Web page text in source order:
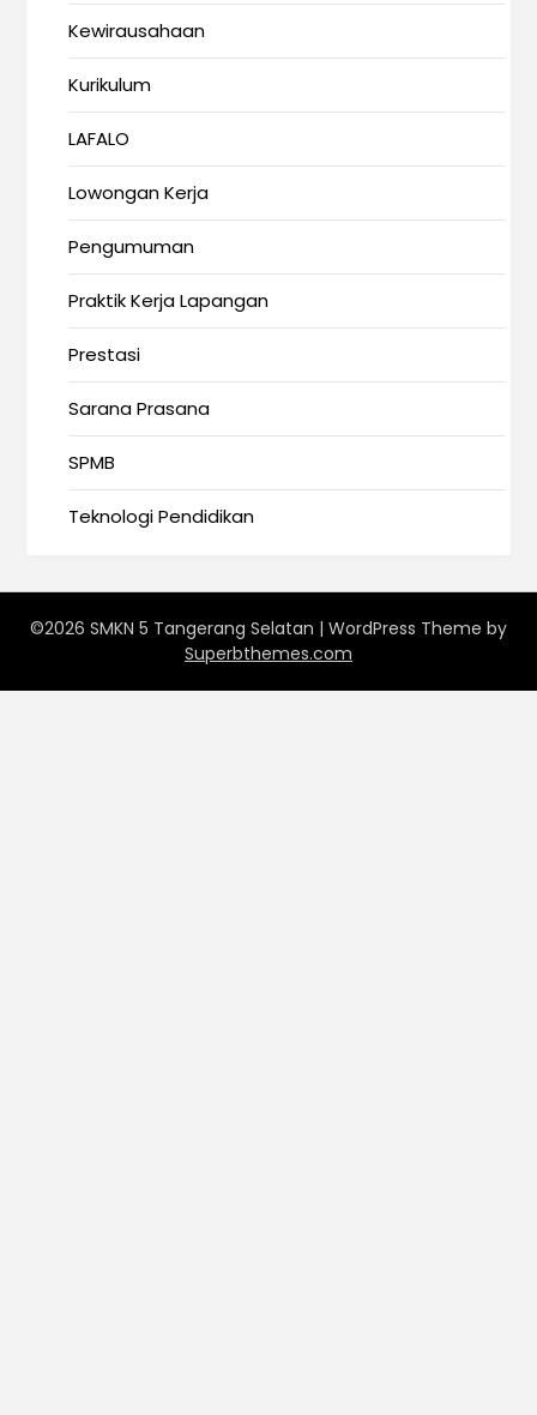
Kewirausahaan
Kurikulum
LAFALO
Lowongan Kerja
Pengumuman
Praktik Kerja Lapangan
Prestasi
Sarana Prasana
SPMB
Teknologi Pendidikan
©2026 SMKN 5 Tangerang Selatan | WordPress Theme by
Superbthemes.com